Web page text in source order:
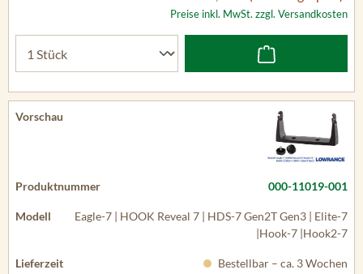
Preise inkl. MwSt. zzgl. Versandkosten
000-11019-001
Eagle-7 | HOOK Reveal 7 | HDS-7 Gen2T Gen3 | Elite-7
|Hook-7 |Hook2-7
Bestellbar – ca. 3 Wochen